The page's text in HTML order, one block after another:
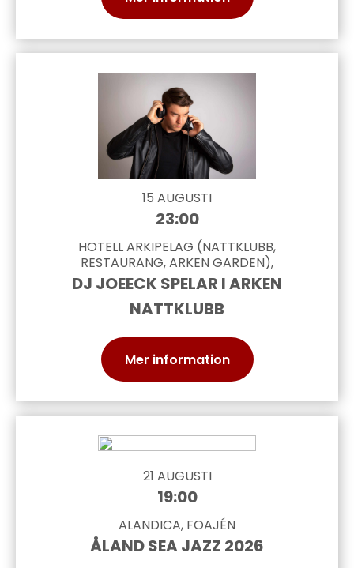
15 AUGUSTI
23:00
HOTELL ARKIPELAG (NATTKLUBB,
RESTAURANG, ARKEN GARDEN),
DJ JOEECK SPELAR I ARKEN
NATTKLUBB
Mer information
21 AUGUSTI
19:00
ALANDICA, FOAJÉN
ÅLAND SEA JAZZ 2026